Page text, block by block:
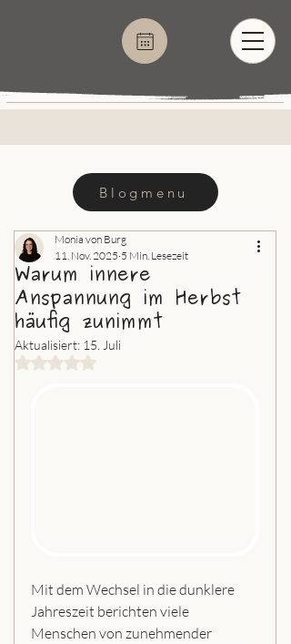
Blogmenu
Warum innere
Anspannung im Herbst
häufig zunimmt
Monia von Burg
11. Nov. 2025 5 Min. Lesezeit
Aktualisiert: 15. Juli
Mit NaN von 5 Sternen bewertet.
Mit dem Wechsel in die dunklere
Jahreszeit berichten viele
Menschen von zunehmender